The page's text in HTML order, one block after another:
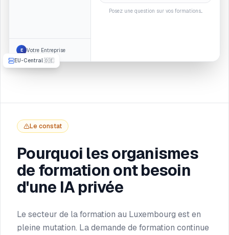
E Votre Entreprise
EU-Central 🇩🇪
Le constat
Pourquoi les organismes
de formation ont besoin
d'une IA privée
Le secteur de la formation au Luxembourg est en
pleine mutation. La demande de formation continue